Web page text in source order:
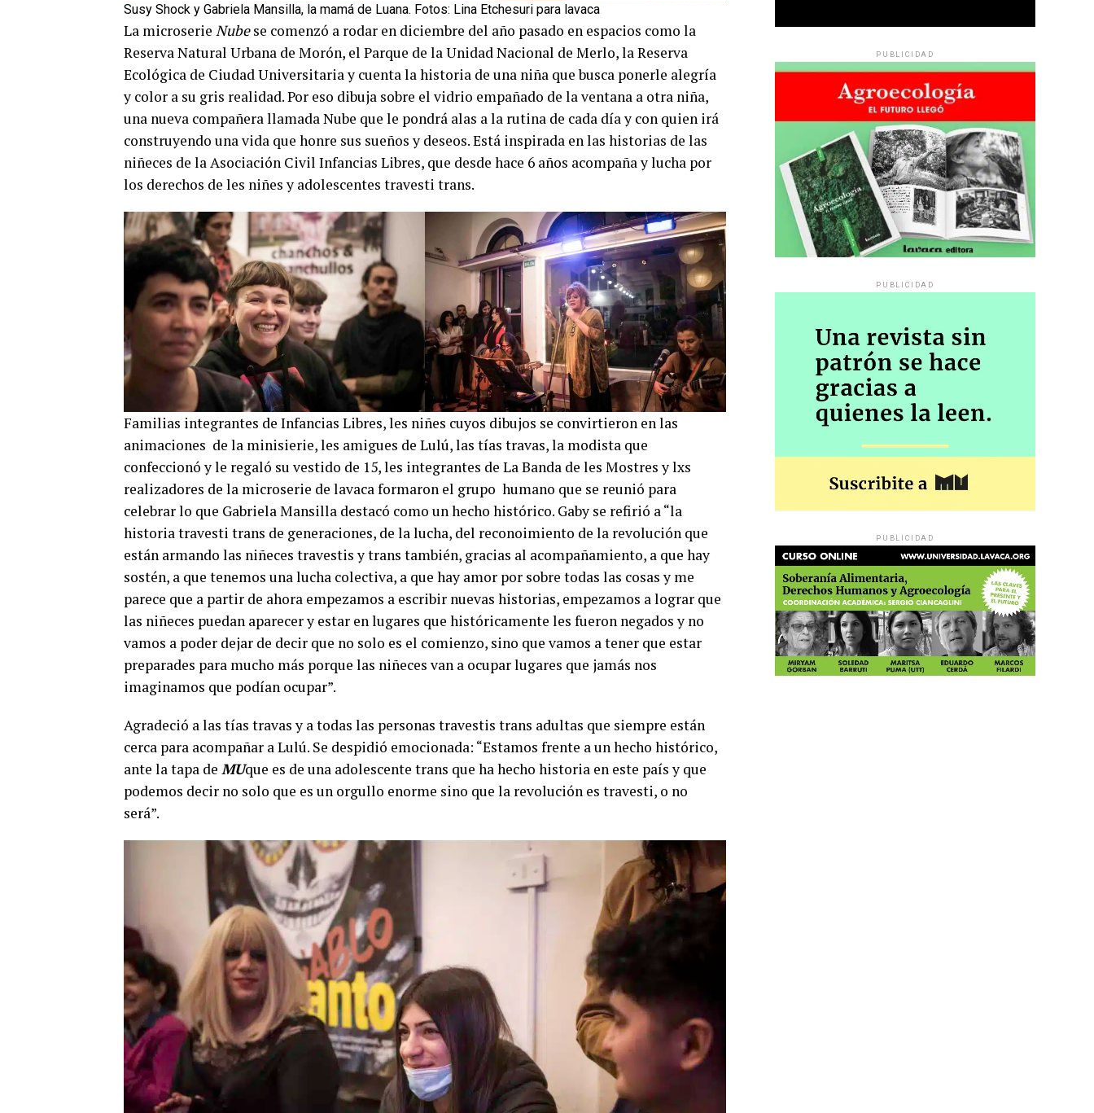
Susy Shock y Gabriela Mansilla, la mamá de Luana. Fotos: Lina Etchesuri para lavaca
La microserie Nubese comenzó a rodar en diciembre del año pasado en espacios como la
Reserva Natural Urbana de Morón, el Parque de la Unidad Nacional de Merlo, la Reserva
Ecológica de Ciudad Universitaria y cuenta la historia de una niña que busca ponerle alegría
y color a su gris realidad. Por eso dibuja sobre el vidrio empañado de la ventana a otra niña,
una nueva compañera llamada Nube que le pondrá alas a la rutina de cada día y con quien irá
construyendo una vida que honre sus sueños y deseos. Está inspirada en las historias de las
niñeces de la Asociación Civil Infancias Libres, que desde hace 6 años acompaña y lucha por
los derechos de les niñes y adolescentes travesti trans.
Familias integrantes de Infancias Libres, les niñes cuyos dibujos se convirtieron en las
animaciones de la minisierie, les amigues de Lulú, las tías travas, la modista que
confeccionó y le regaló su vestido de 15, les integrantes de La Banda de les Mostres y lxs
realizadores de la microserie de lavaca formaron el grupo humano que se reunió para
celebrar lo que Gabriela Mansilla destacó como un hecho histórico. Gaby se refirió a “la
historia travesti trans de generaciones, de la lucha, del reconoimiento de la revolución que
están armando las niñeces travestis y trans también, gracias al acompañamiento, a que hay
sostén, a que tenemos una lucha colectiva, a que hay amor por sobre todas las cosas y me
parece que a partir de ahora empezamos a escribir nuevas historias, empezamos a lograr que
las niñeces puedan aparecer y estar en lugares que históricamente les fueron negados y no
vamos a poder dejar de decir que no solo es el comienzo, sino que vamos a tener que estar
preparades para mucho más porque las niñeces van a ocupar lugares que jamás nos
imaginamos que podían ocupar”.
Agradeció a las tías travas y a todas las personas travestis trans adultas que siempre están
cerca para acompañar a Lulú. Se despidió emocionada: “Estamos frente a un hecho histórico,
ante la tapa de MUque es de una adolescente trans que ha hecho historia en este país y que
podemos decir no solo que es un orgullo enorme sino que la revolución es travesti, o no
será”.
PUBLICIDAD
PUBLICIDAD
PUBLICIDAD